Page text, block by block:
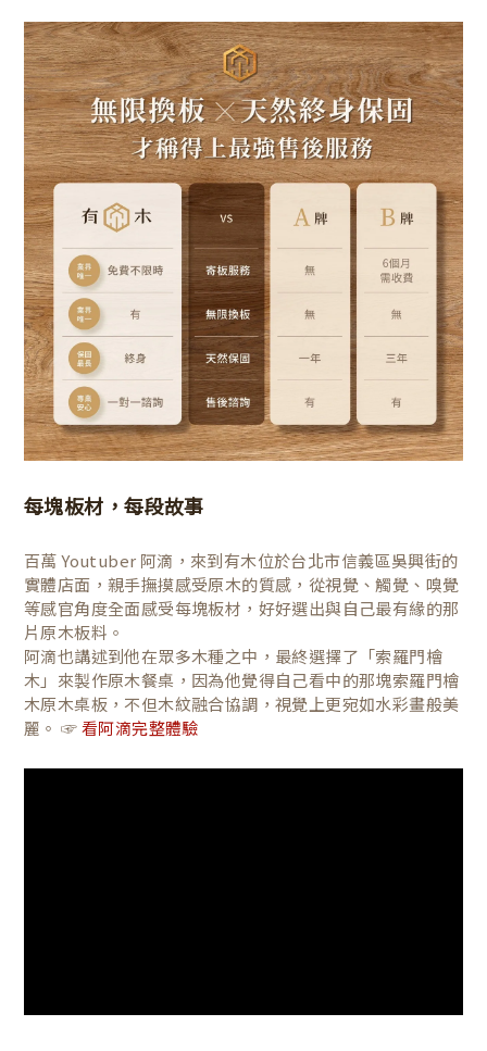
每塊板材，每段故事
百萬 Youtuber 阿滴，來到有木位於台北市信義區吳興街的
實體店面，親手撫摸感受原木的質感，從視覺、觸覺、嗅覺
等感官角度全面感受每塊板材，好好選出與自己最有緣的那
片原木板料。
阿滴也講述到他在眾多木種之中，最終選擇了「索羅門檜
木」來製作原木餐桌，因為他覺得自己看中的那塊索羅門檜
木原木桌板，不但木紋融合協調，視覺上更宛如水彩畫般美
麗。 ☞ 看阿滴完整體驗